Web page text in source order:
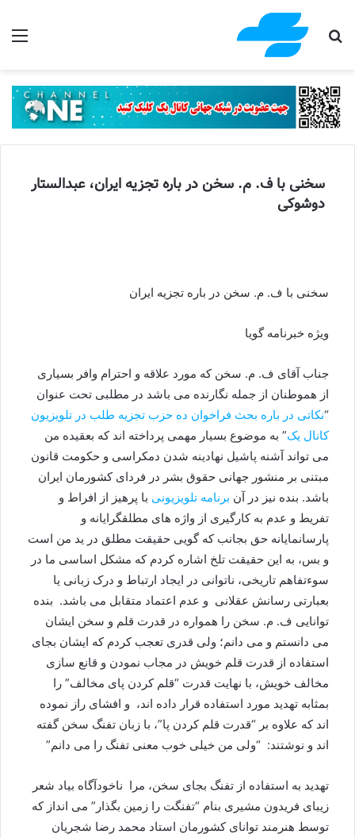
جستجو برای
سخنی با ف. م. سخن در باره تجزیه ایران، عبدالستار
دوشوکی
سخنی با ف. م. سخن در باره تجزیه ایران
ویژه خبرنامه گویا
جناب آقای ف. م. سخن که مورد علاقه و احترام وافر بسیاری
از هموطنان از جمله نگارنده می باشد در مطلبی تحت عنوان
“نکاتی در باره بحث فراخوان ده حزب تجزیه طلب در تلویزیون
کانال یک” به موضوع بسیار مهمی پرداخته اند که بعقیده من
می تواند آشنه پاشیل نهادینه شدن دمکراسی و حکومت قانون
مبتنی بر منشور جهانی حقوق بشر در فردای کشورمان ایران
باشد. بنده نیز در آن برنامه تلویزیونی با پرهیز از افراط و
تفریط و عدم به کارگیری از واژه های مطلقگرایانه و
پارسانمایانه حق بجانب که گویی حقیقت مطلق در ید من است
و بس، به این حقیقت تلخ اشاره کردم که مشکل اساسی ما در
سوءتفاهم تاریخی، ناتوانی در ایجاد ارتباط و درک زبانی یا
بعبارتی رسانش عقلانی و عدم اعتماد متقابل می باشد. بنده
توانایی ف. م. سخن را همواره در قدرت قلم و سخن ایشان
می دانستم و می دانم؛ ولی قدری تعجب کردم که ایشان بجای
استفاده از قدرت قلم خویش در مجاب نمودن و قانع سازی
مخالف خویش، با نهایت قدرت “قلم کردن پای مخالف” را
بمثابه تهدید مورد استفاده قرار داده اند، و افشای راز نموده
اند که علاوه بر “قدرت قلم کردن پا”، با زبان تفنگ سخن گفته
اند و نوشتند: “ولی من خیلی خوب معنی تفنگ را می دانم”
تهدید به استفاده از تفنگ بجای سخن، مرا ناخودآگاه بیاد شعر
زیبای فریدون مشیری بنام “تفنگت را زمین بگذار” می انداز که
توسط هنرمند توانای کشورمان استاد محمد رضا شجریان